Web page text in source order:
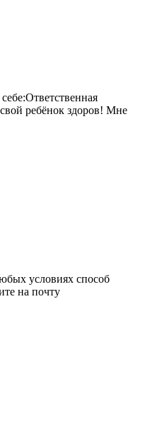
ребёнок здоров! Мне
условиях способ
на почту